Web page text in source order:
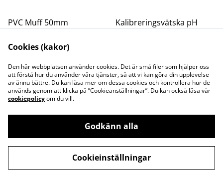
PVC Muff 50mm
39,00 kr
Kalibreringsvätska pH
10,01 20 ml
Integritetspolicy
Cookiepolicy
Cookies (kakor)
Den här webbplatsen använder cookies. Det är små filer som hjälper oss
att förstå hur du använder våra tjänster, så att vi kan göra din upplevelse
av ännu bättre. Du kan läsa mer om dessa cookies och kontrollera hur de
används genom att klicka på ”Cookieanställningar”. Du kan också läsa vår
cookiepolicyom du vill.
Godkänn alla
Cookieinställningar